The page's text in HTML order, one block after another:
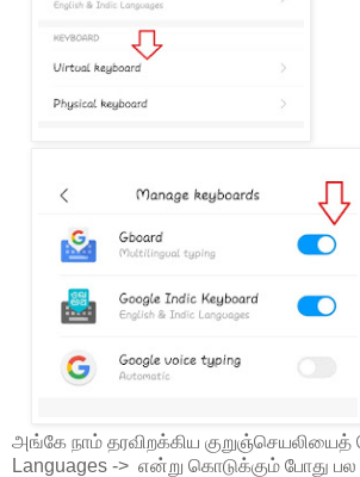
அங்கே நாம் தரவிறக்கிய குறுஞ்செயலியைத்
Languages -> என்று கொடுக்கும் போது